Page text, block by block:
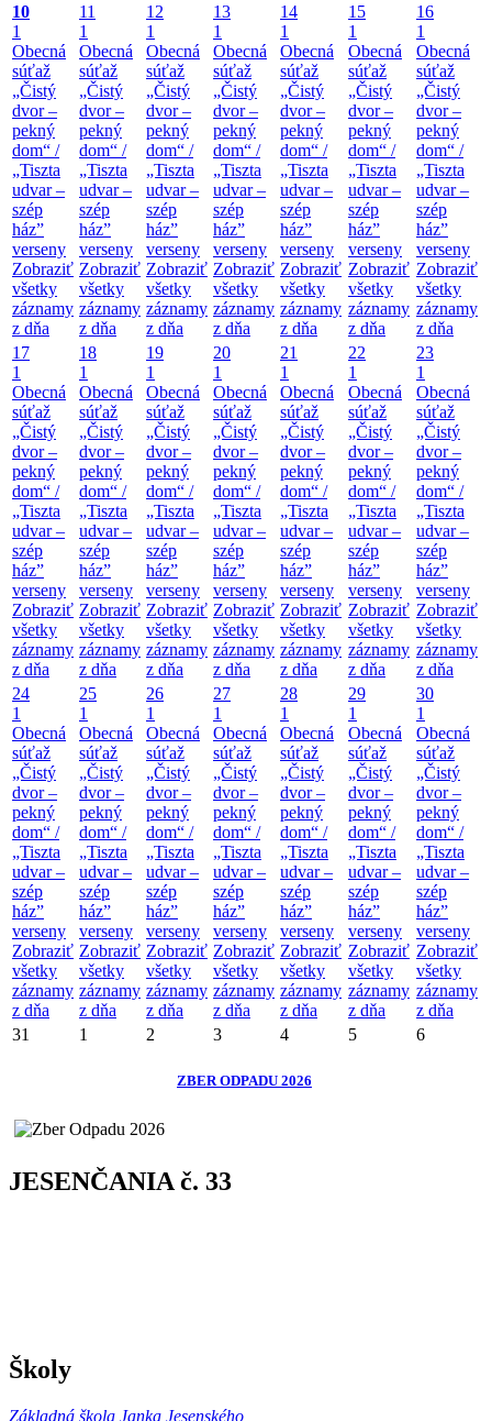
10
1
Obecná
súťaž
„Čistý
dvor –
pekný
dom“ /
„Tiszta
udvar –
szép
ház”
verseny
Zobraziť
všetky
záznamy
z dňa
11
1
Obecná
súťaž
„Čistý
dvor –
pekný
dom“ /
„Tiszta
udvar –
szép
ház”
verseny
Zobraziť
všetky
záznamy
z dňa
12
1
Obecná
súťaž
„Čistý
dvor –
pekný
dom“ /
„Tiszta
udvar –
szép
ház”
verseny
Zobraziť
všetky
záznamy
z dňa
13
1
Obecná
súťaž
„Čistý
dvor –
pekný
dom“ /
„Tiszta
udvar –
szép
ház”
verseny
Zobraziť
všetky
záznamy
z dňa
14
1
Obecná
súťaž
„Čistý
dvor –
pekný
dom“ /
„Tiszta
udvar –
szép
ház”
verseny
Zobraziť
všetky
záznamy
z dňa
15
1
Obecná
súťaž
„Čistý
dvor –
pekný
dom“ /
„Tiszta
udvar –
szép
ház”
verseny
Zobraziť
všetky
záznamy
z dňa
16
1
Obecná
súťaž
„Čistý
dvor –
pekný
dom“ /
„Tiszta
udvar –
szép
ház”
verseny
Zobraziť
všetky
záznamy
z dňa
17
1
Obecná
súťaž
„Čistý
dvor –
pekný
dom“ /
„Tiszta
udvar –
szép
ház”
verseny
Zobraziť
všetky
záznamy
z dňa
18
1
Obecná
súťaž
„Čistý
dvor –
pekný
dom“ /
„Tiszta
udvar –
szép
ház”
verseny
Zobraziť
všetky
záznamy
z dňa
19
1
Obecná
súťaž
„Čistý
dvor –
pekný
dom“ /
„Tiszta
udvar –
szép
ház”
verseny
Zobraziť
všetky
záznamy
z dňa
20
1
Obecná
súťaž
„Čistý
dvor –
pekný
dom“ /
„Tiszta
udvar –
szép
ház”
verseny
Zobraziť
všetky
záznamy
z dňa
21
1
Obecná
súťaž
„Čistý
dvor –
pekný
dom“ /
„Tiszta
udvar –
szép
ház”
verseny
Zobraziť
všetky
záznamy
z dňa
22
1
Obecná
súťaž
„Čistý
dvor –
pekný
dom“ /
„Tiszta
udvar –
szép
ház”
verseny
Zobraziť
všetky
záznamy
z dňa
23
1
Obecná
súťaž
„Čistý
dvor –
pekný
dom“ /
„Tiszta
udvar –
szép
ház”
verseny
Zobraziť
všetky
záznamy
z dňa
24
1
Obecná
súťaž
„Čistý
dvor –
pekný
dom“ /
„Tiszta
udvar –
szép
ház”
verseny
Zobraziť
všetky
záznamy
z dňa
25
1
Obecná
súťaž
„Čistý
dvor –
pekný
dom“ /
„Tiszta
udvar –
szép
ház”
verseny
Zobraziť
všetky
záznamy
z dňa
26
1
Obecná
súťaž
„Čistý
dvor –
pekný
dom“ /
„Tiszta
udvar –
szép
ház”
verseny
Zobraziť
všetky
záznamy
z dňa
27
1
Obecná
súťaž
„Čistý
dvor –
pekný
dom“ /
„Tiszta
udvar –
szép
ház”
verseny
Zobraziť
všetky
záznamy
z dňa
28
1
Obecná
súťaž
„Čistý
dvor –
pekný
dom“ /
„Tiszta
udvar –
szép
ház”
verseny
Zobraziť
všetky
záznamy
z dňa
29
1
Obecná
súťaž
„Čistý
dvor –
pekný
dom“ /
„Tiszta
udvar –
szép
ház”
verseny
Zobraziť
všetky
záznamy
z dňa
30
1
Obecná
súťaž
„Čistý
dvor –
pekný
dom“ /
„Tiszta
udvar –
szép
ház”
verseny
Zobraziť
všetky
záznamy
z dňa
31
1 2 3 4 5 6
ZBER ODPADU 2026
JESENČANIA č. 33
Školy
Základná škola Janka Jesenského